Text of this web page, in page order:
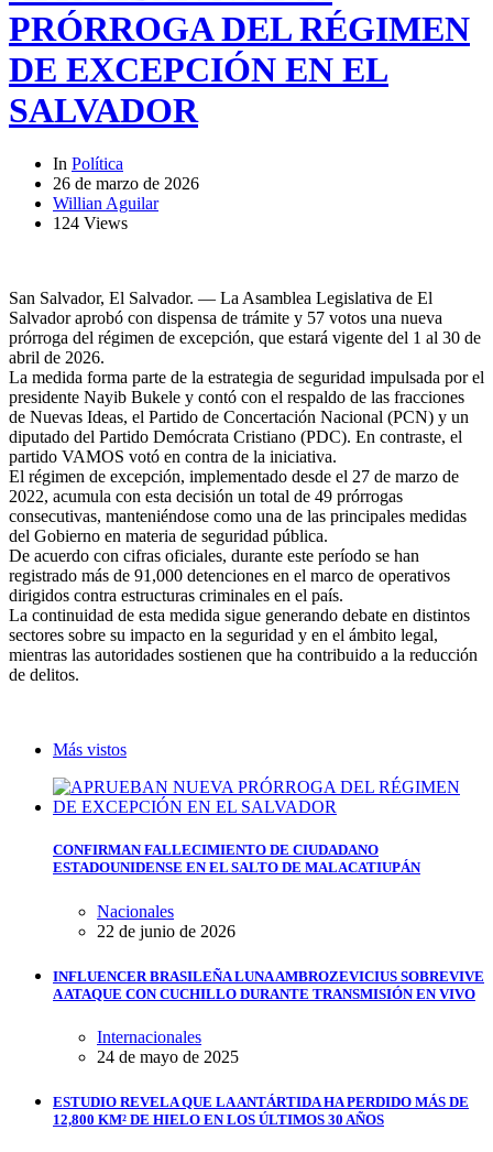
PRÓRROGA DEL RÉGIMEN
DE EXCEPCIÓN EN EL
SALVADOR
In Política
26 de marzo de 2026
Willian Aguilar
124 Views
San Salvador, El Salvador. — La Asamblea Legislativa de El
Salvador aprobó con dispensa de trámite y 57 votos una nueva
prórroga del régimen de excepción, que estará vigente del 1 al 30 de
abril de 2026.
La medida forma parte de la estrategia de seguridad impulsada por el
presidente Nayib Bukele y contó con el respaldo de las fracciones
de Nuevas Ideas, el Partido de Concertación Nacional (PCN) y un
diputado del Partido Demócrata Cristiano (PDC). En contraste, el
partido VAMOS votó en contra de la iniciativa.
El régimen de excepción, implementado desde el 27 de marzo de
2022, acumula con esta decisión un total de 49 prórrogas
consecutivas, manteniéndose como una de las principales medidas
del Gobierno en materia de seguridad pública.
De acuerdo con cifras oficiales, durante este período se han
registrado más de 91,000 detenciones en el marco de operativos
dirigidos contra estructuras criminales en el país.
La continuidad de esta medida sigue generando debate en distintos
sectores sobre su impacto en la seguridad y en el ámbito legal,
mientras las autoridades sostienen que ha contribuido a la reducción
de delitos.
Más vistos
CONFIRMAN FALLECIMIENTO DE CIUDADANO
ESTADOUNIDENSE EN EL SALTO DE MALACATIUPÁN
Nacionales
22 de junio de 2026
INFLUENCER BRASILEÑA LUNA AMBROZEVICIUS SOBREVIVE
A ATAQUE CON CUCHILLO DURANTE TRANSMISIÓN EN VIVO
Internacionales
24 de mayo de 2025
ESTUDIO REVELA QUE LA ANTÁRTIDA HA PERDIDO MÁS DE
12,800 KM² DE HIELO EN LOS ÚLTIMOS 30 AÑOS